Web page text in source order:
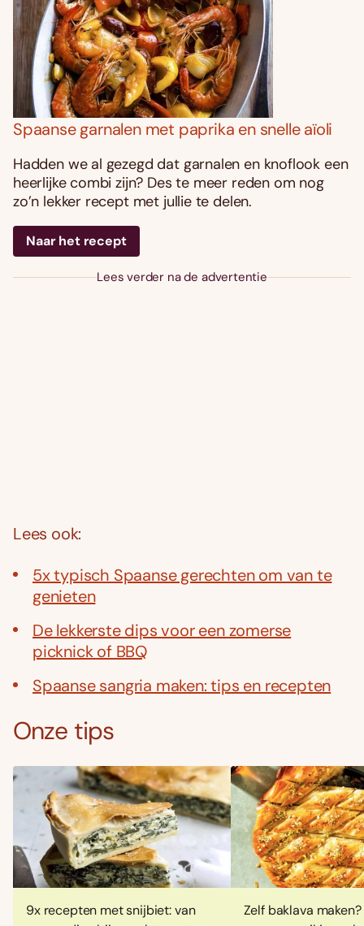
Spaanse garnalen met paprika en snelle aïoli
Hadden we al gezegd dat garnalen en knoflook een
heerlijke combi zijn? Des te meer reden om nog
zo’n lekker recept met jullie te delen.
Naar het recept
Lees verder na de advertentie
Lees ook:
5x typisch Spaanse gerechten om van te
genieten
De lekkerste dips voor een zomerse
picknick of BBQ
Spaanse sangria maken: tips en recepten
Onze tips
9x recepten met snijbiet: van
Zelf baklava